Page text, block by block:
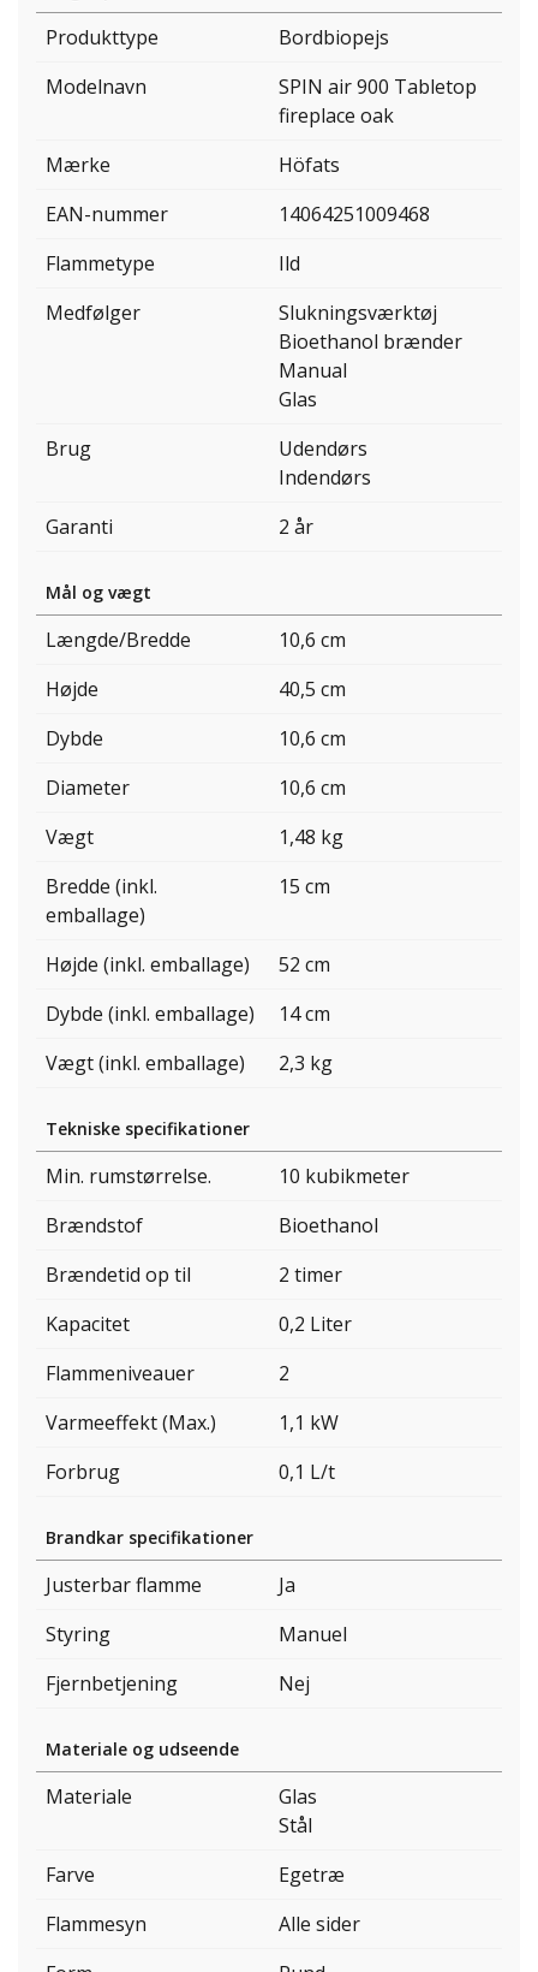
Produkttype
Bordbiopejs
Modelnavn
SPIN air 900 Tabletop
fireplace oak
Mærke
Höfats
EAN-nummer
14064251009468
Flammetype
Ild
Medfølger
Slukningsværktøj
Bioethanol brænder
Manual
Glas
Brug
Udendørs
Indendørs
Garanti
2 år
Mål og vægt
Længde/Bredde
10,6 cm
Højde
40,5 cm
Dybde
10,6 cm
Diameter
10,6 cm
Vægt
1,48 kg
Bredde (inkl.
emballage)
15 cm
Højde (inkl. emballage)
52 cm
Dybde (inkl. emballage)
14 cm
Vægt (inkl. emballage)
2,3 kg
Tekniske specifikationer
Min. rumstørrelse.
10 kubikmeter
Brændstof
Bioethanol
Brændetid op til
2 timer
Kapacitet
0,2 Liter
Flammeniveauer
2
Varmeeffekt (Max.)
1,1 kW
Forbrug
0,1 L/t
Brandkar specifikationer
Justerbar flamme
Ja
Styring
Manuel
Fjernbetjening
Nej
Materiale og udseende
Materiale
Glas
Stål
Farve
Egetræ
Flammesyn
Alle sider